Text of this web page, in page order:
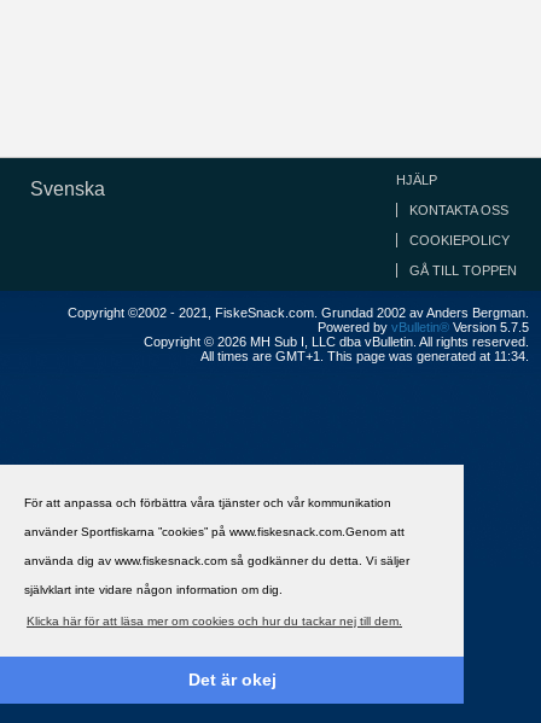
För att anpassa och förbättra våra tjänster och vår kommunikation
använder Sportfiskarna ”cookies” på www.fiskesnack.com.Genom att
använda dig av www.fiskesnack.com så godkänner du detta. Vi säljer
självklart inte vidare någon information om dig.
Klicka här för att läsa mer om cookies och hur du tackar nej till dem.
Det är okej
Svenska HJÄLP
KONTAKTA OSS
COOKIEPOLICY
GÅ TILL TOPPEN
Copyright ©2002 - 2021, FiskeSnack.com. Grundad 2002 av Anders Bergman.
Powered by vBulletin® Version 5.7.5
Copyright © 2026 MH Sub I, LLC dba vBulletin. All rights reserved.
All times are GMT+1. This page was generated at 11:34.